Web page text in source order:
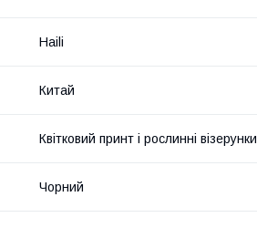
Haili
Китай
Квітковий принт і рослинні візерунки
Чорний